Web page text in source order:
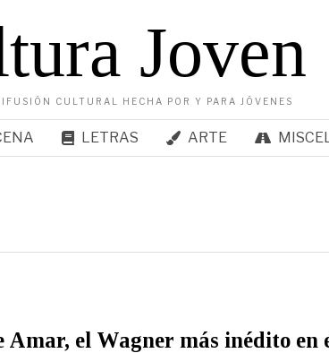
Joven
CULTURAL HECHA POR Y PARA JÓVENES
LETRAS ARTE
el Wagner más inédito en